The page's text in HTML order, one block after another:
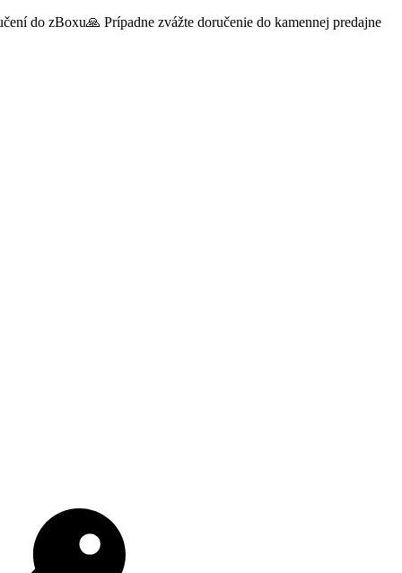
do zBoxu🙏 Prípadne zvážte doručenie do kamennej predajne